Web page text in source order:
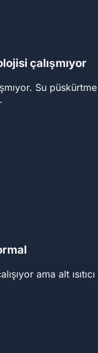
çalışmıyor
Su
çalışıyor ama alt